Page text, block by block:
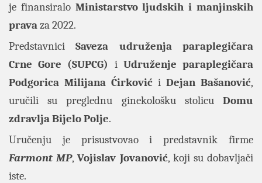
je finansiralo Ministarstvo ljudskih i manjinskih
pravaza 2022.
PredstavniciSaveza udruženja paraplegičara
Crne Gore (SUPCG) i Udruženje paraplegičara
Podgorica Milijana Ćirković i Dejan Bašanović,
uručili su preglednu ginekološku stolicu Domu
zdravlja Bijelo Polje.
Uručenju je prisustvovao i predstavnik firme
Farmont MP,Vojislav Jovanović, koji su dobavljači
iste.